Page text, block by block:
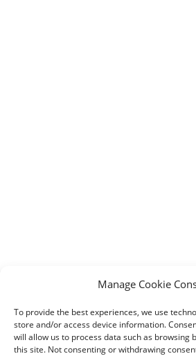
Manage Cookie
To provide the best experiences, we use
store and/or access device information.
will allow us to process data such as browsing
this site. Not consenting or withdrawing